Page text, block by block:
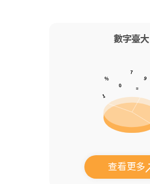
數字臺大
查看更多